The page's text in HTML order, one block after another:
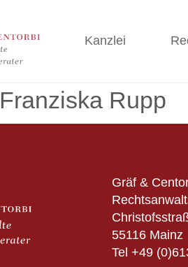
Kanzlei
Franziska Rupp
Gräf &
55116 Mainz
Tel +49